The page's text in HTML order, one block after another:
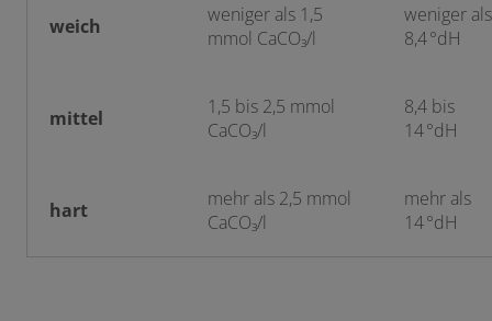
weich
weniger als 1,5
mmol CaCO₃/l
weniger als
8,4 °dH
mittel
1,5 bis 2,5 mmol
CaCO₃/l
8,4 bis
14 °dH
hart
mehr als 2,5 mmol
CaCO₃/l
mehr als
14 °dH